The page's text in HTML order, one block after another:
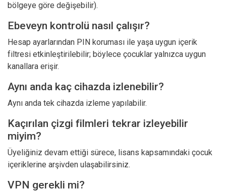
bölgeye göre değişebilir).
Ebeveyn kontrolü nasıl çalışır?
Hesap ayarlarından PIN koruması ile yaşa uygun içerik
filtresi etkinleştirilebilir; böylece çocuklar yalnızca uygun
kanallara erişir.
Aynı anda kaç cihazda izlenebilir?
Aynı anda tek cihazda izleme yapılabilir.
Kaçırılan çizgi filmleri tekrar izleyebilir
miyim?
Üyeliğiniz devam ettiği sürece, lisans kapsamındaki çocuk
içeriklerine arşivden ulaşabilirsiniz.
VPN gerekli mi?